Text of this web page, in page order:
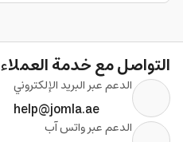
التواصل مع خدمة العملاء
الدعم عبر البريد الإلكتروني
help@jomla.ae
الدعم عبر واتس آب